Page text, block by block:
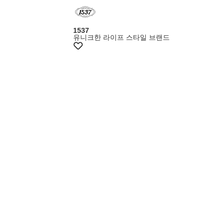
+10%쿠폰
1537
유니크한 라이프 스타일 브랜드